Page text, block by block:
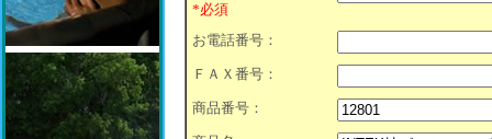
*必須
お電話番号：
ＦＡＸ番号：
商品番号：